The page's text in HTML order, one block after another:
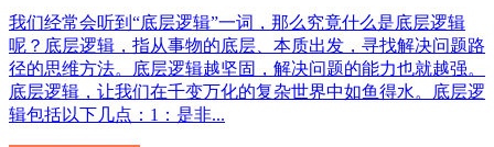
我们经常会听到“底层逻辑”一词，那么究竟什么是底层逻辑
呢？底层逻辑，指从事物的底层、本质出发，寻找解决问题路
径的思维方法。底层逻辑越坚固，解决问题的能力也就越强。
底层逻辑，让我们在千变万化的复杂世界中如鱼得水。底层逻
辑包括以下几点：1：是非...